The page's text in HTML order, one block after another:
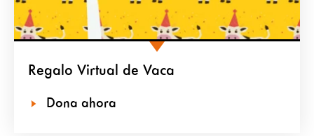
Regalo Virtual de Vaca
Dona ahora